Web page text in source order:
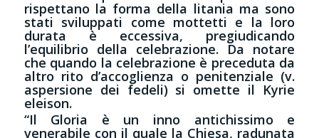
rispettano la forma della litania ma sono
stati sviluppati come mottetti e la loro
durata è eccessiva, pregiudicando
l’equilibrio della celebrazione. Da notare
che quando la celebrazione è preceduta da
altro rito d’accoglienza o penitenziale (v.
aspersione dei fedeli) si omette il Kyrie
eleison.
“Il Gloria è un inno antichissimo e
venerabile con il quale la Chiesa, radunata